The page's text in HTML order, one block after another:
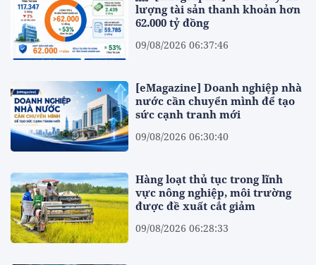
lượng tài sản thanh khoản hơn
62.000 tỷ đồng
09/08/2026 06:37:46
[eMagazine] Doanh nghiệp nhà
nước cần chuyển mình để tạo
sức cạnh tranh mới
09/08/2026 06:30:40
Hàng loạt thủ tục trong lĩnh
vực nông nghiệp, môi trường
được đề xuất cắt giảm
09/08/2026 06:28:33